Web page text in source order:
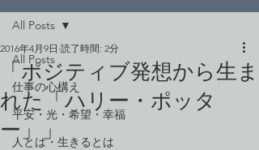
All Posts
仕事の心構え
平安・光・希望・幸福
人とは・生きるとは
All Posts
「ポジティブ発想から生ま
れた「ハリー・ポッタ
ー」」
2016年4月9日 読了時間: 2分